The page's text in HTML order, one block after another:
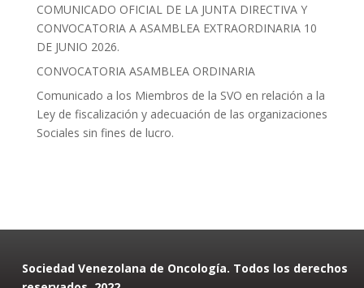
COMUNICADO OFICIAL DE LA JUNTA DIRECTIVA Y
CONVOCATORIA A ASAMBLEA EXTRAORDINARIA 10
DE JUNIO 2026.
CONVOCATORIA ASAMBLEA ORDINARIA
Comunicado a los Miembros de la SVO en relación a la
Ley de fiscalización y adecuación de las organizaciones
Sociales sin fines de lucro.
Sociedad Venezolana de Oncología. Todos los derechos